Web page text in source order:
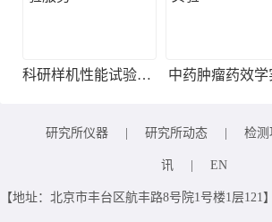
科研样机性能试验服务 中药肿瘤药效学
研究所仪器 研究所动态 检测
讯 EN
【地址：北京市丰台区航丰路8号院1号楼1层121